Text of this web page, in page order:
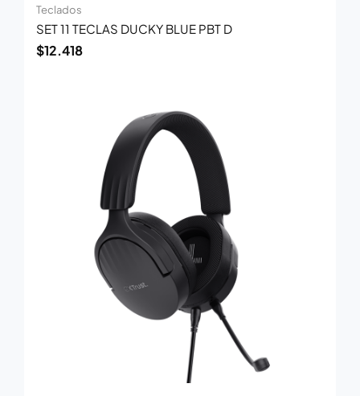
Teclados
SET 11 TECLAS DUCKY BLUE PBT D
$12.418